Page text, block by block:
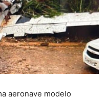
aeronave modelo